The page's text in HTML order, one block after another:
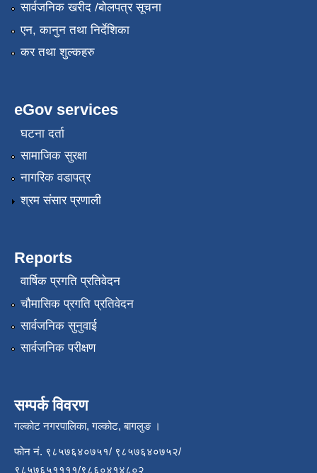
सार्वजनिक खरीद /बोलपत्र सूचना
एन, कानुन तथा निर्देशिका
कर तथा शुल्कहरु
eGov services
घटना दर्ता
सामाजिक सुरक्षा
नागरिक वडापत्र
श्रम संसार प्रणाली
Reports
वार्षिक प्रगति प्रतिवेदन
चौमासिक प्रगति प्रतिवेदन
सार्वजनिक सुनुवाई
सार्वजनिक परीक्षण
सम्पर्क विवरण
गल्कोट नगरपालिका, गल्कोट, बागलुङ ।
फोन नं. ९८५७६४०७५१/ ९८५७६४०७५२/
९८५७६५११११/९८६०४१४८०२